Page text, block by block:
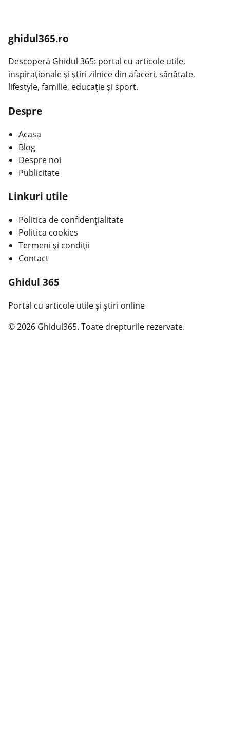
ghidul365.ro
Descoperă Ghidul 365: portal cu articole utile,
inspiraționale și știri zilnice din afaceri, sănătate,
lifestyle, familie, educație și sport.
Despre
Acasa
Blog
Despre noi
Publicitate
Linkuri utile
Politica de confidențialitate
Politica cookies
Termeni și condiții
Contact
Ghidul 365
Portal cu articole utile și știri online
© 2026 Ghidul365. Toate drepturile rezervate.